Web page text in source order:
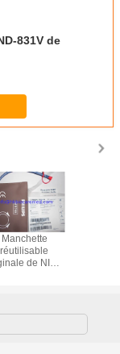
831V de
Manchette
réutilisable
de NIBP,